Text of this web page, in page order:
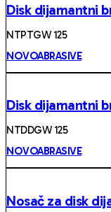
Disk dijamantni
NTPTGW 125
NOVOABRASIVE
Disk dijamantni
NTDDGW 125
NOVOABRASIVE
Nosač za disk